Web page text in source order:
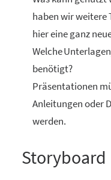
haben wir weitere
hier eine ganz
Welche
benötigt?
Präsentationen
Anleitungen oder
werden.
Storyboard